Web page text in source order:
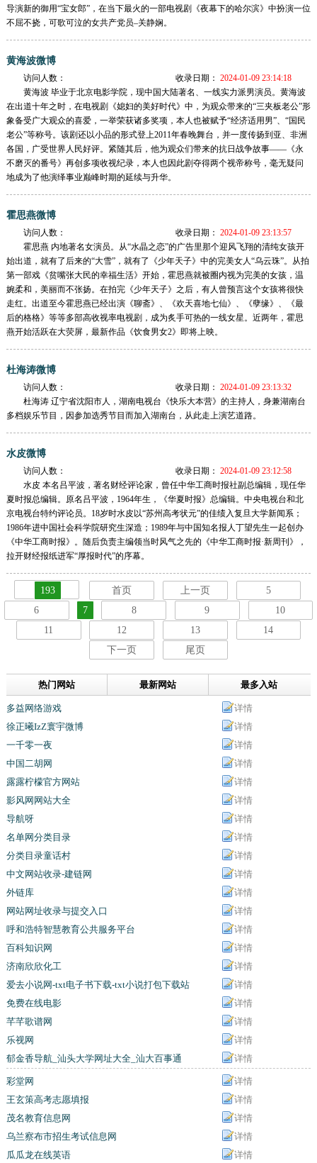
导演新的御用“宝女郎”，在当下最火的一部电视剧《夜幕下的哈尔滨》中扮演一位
不屈不挠，可歌可泣的女共产党员–关静娴。
黄海波微博
访问人数： 收录日期： 2024-01-09 23:14:18
黄海波 毕业于北京电影学院，现中国大陆著名、一线实力派男演员。黄海波
在出道十年之时，在电视剧《媳妇的美好时代》中，为观众带来的“三夹板老公”形
象备受广大观众的喜爱，一举荣获诸多奖项，本人也被赋予“经济适用男”、“国民
老公”等称号。该剧还以小品的形式登上2011年春晚舞台，并一度传扬到亚、非洲
各国，广受世界人民好评。紧随其后，他为观众们带来的抗日战争故事——《永
不磨灭的番号》再创多项收视纪录，本人也因此剧夺得两个视帝称号，毫无疑问
地成为了他演绎事业巅峰时期的延续与升华。
霍思燕微博
访问人数： 收录日期： 2024-01-09 23:13:57
霍思燕 内地著名女演员。从“水晶之恋”的广告里那个迎风飞翔的清纯女孩开
始出道，就有了后来的“大雪”，就有了《少年天子》中的完美女人“乌云珠”。从拍
第一部戏《贫嘴张大民的幸福生活》开始，霍思燕就被圈内视为完美的女孩，温
婉柔和，美丽而不张扬。在拍完《少年天子》之后，有人曾预言这个女孩将很快
走红。出道至今霍思燕已经出演《聊斋》、《欢天喜地七仙》、《孽缘》、《最
后的格格》等等多部高收视率电视剧，成为炙手可热的一线女星。近两年，霍思
燕开始活跃在大荧屏，最新作品《饮食男女2》即将上映。
杜海涛微博
访问人数： 收录日期： 2024-01-09 23:13:32
杜海涛 辽宁省沈阳市人，湖南电视台《快乐大本营》的主持人，身兼湖南台
多档娱乐节目，因参加选秀节目而加入湖南台，从此走上演艺道路。
水皮微博
访问人数： 收录日期： 2024-01-09 23:12:58
水皮 本名吕平波，著名财经评论家，曾任中华工商时报社副总编辑，现任华
夏时报总编辑。原名吕平波，1964年生，《华夏时报》总编辑。中央电视台和北
京电视台特约评论员。18岁时水皮以“苏州高考状元”的佳绩入复旦大学新闻系；
1986年进中国社会科学院研究生深造；1989年与中国知名报人丁望先生一起创办
《中华工商时报》。随后负责主编领当时风气之先的《中华工商时报·新周刊》，
拉开财经报纸进军“厚报时代”的序幕。
193 首页 上一页
5
6
7 8 9
10
11
12 13
14
下一页
尾页
热门网站 最新网站 最多入站
多益网络游戏
详情
徐正曦IzZ寰宇微博
详情
一千零一夜
详情
中国二胡网
详情
露露柠檬官方网站
详情
影风网网站大全
详情
导航呀
详情
名单网分类目录
详情
分类目录童话村
详情
中文网站收录-建链网
详情
外链库
详情
网站网址收录与提交入口
详情
呼和浩特智慧教育公共服务平台
详情
百科知识网
详情
济南欣欣化工
详情
爱去小说网-txt电子书下载-txt小说打包下载站
详情
免费在线电影
详情
芊芊歌谱网
详情
乐视网
详情
郁金香导航_汕头大学网址大全_汕大百事通
详情
彩堂网
详情
王玄策高考志愿填报
详情
茂名教育信息网
详情
乌兰察布市招生考试信息网
详情
瓜瓜龙在线英语
详情